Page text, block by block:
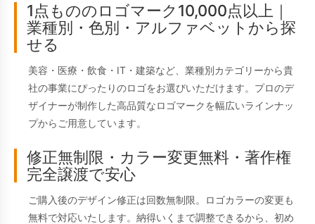
1点もののロゴマーク10,000点以上｜
業種別・色別・アルファベットから探
せる
美容・医療・飲食・IT・建築など、業種別カテゴリーから貴
社の事業にぴったりのロゴをお選びいただけます。プロのデ
ザイナーが制作した高品質なロゴマークを幅広いラインナッ
プからご用意しています。
修正無制限・カラー変更無料・著作権
完全譲渡で安心
ご購入後のデザイン修正は回数無制限。ロゴカラーの変更も
無料で対応いたします。納得いくまで調整できるから、初め